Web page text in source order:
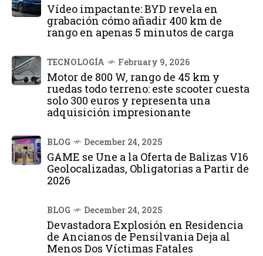
Vídeo impactante: BYD revela en
grabación cómo añadir 400 km de
rango en apenas 5 minutos de carga
TECNOLOGÍA February 9, 2026
Motor de 800 W, rango de 45 km y
ruedas todo terreno: este scooter cuesta
solo 300 euros y representa una
adquisición impresionante
BLOG December 24, 2025
GAME se Une a la Oferta de Balizas V16
Geolocalizadas, Obligatorias a Partir de
2026
BLOG December 24, 2025
Devastadora Explosión en Residencia
de Ancianos de Pensilvania Deja al
Menos Dos Víctimas Fatales